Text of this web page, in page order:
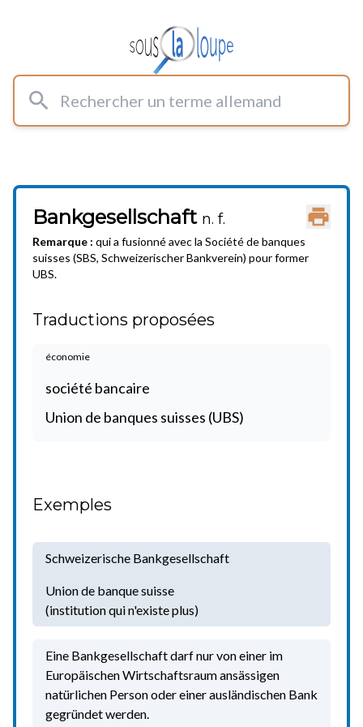
Rechercher un terme allemand
Bankgesellschaft n. f.
Remarque : qui a fusionné avec la Société de banques
suisses (SBS, Schweizerischer Bankverein) pour former
UBS.
Traductions proposées
économie
société bancaire
Union de banques suisses (UBS)
Exemples
Schweizerische Bankgesellschaft
Union de banque suisse
(institution qui n'existe plus)
Eine Bankgesellschaft darf nur von einer im
Europäischen Wirtschaftsraum ansässigen
natürlichen Person oder einer ausländischen Bank
gegründet werden.